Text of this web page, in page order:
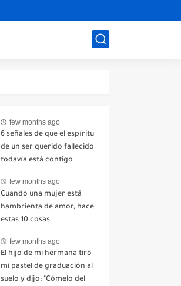
few months ago
6 señales de que el espíritu
de un ser querido fallecido
todavía está contigo
few months ago
Cuando una mujer está
hambrienta de amor, hace
estas 10 cosas
few months ago
El hijo de mi hermana tiró
mi pastel de graduación al
suelo y dijo: "Cómelo del